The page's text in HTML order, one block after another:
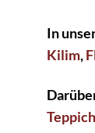
In
Kilim,